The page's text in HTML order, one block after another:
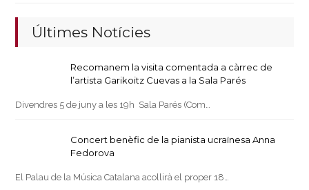
Últimes Notícies
Recomanem la visita comentada a càrrec de
l’artista Garikoitz Cuevas a la Sala Parés
Divendres 5 de juny a les 19h Sala Parés (Com…
Concert benèfic de la pianista ucraïnesa Anna
Fedorova
El Palau de la Música Catalana acollirà el proper 18…